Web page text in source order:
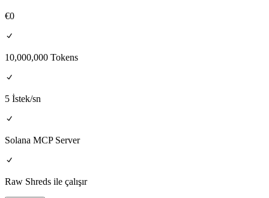
€0
10,000,000 Tokens
5 İstek/sn
Solana MCP Server
Raw Shreds ile çalışır